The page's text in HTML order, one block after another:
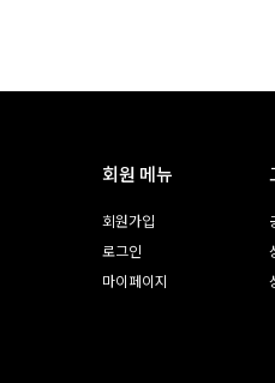
회원 메뉴
회원가입
로그인
마이페이지